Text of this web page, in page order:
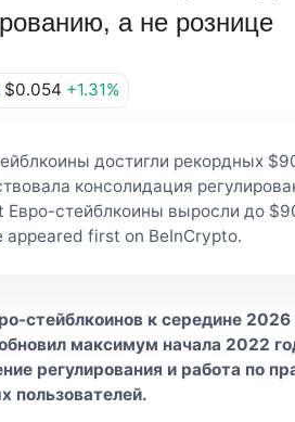
а не рознице
$0.054 +1.31%
достигли рекордных
консолидация
Евро-стейблкоины выросли до
appeared first on BeInCrypto.
стейблкоинов к середине
максимум начала 2022
регулирования и работа по
пользователей.